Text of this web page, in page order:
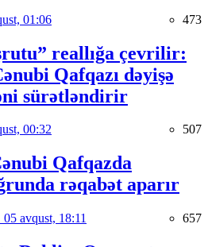
01:06 473
reallığa çevrilir:
Qafqazı dəyişə
sürətləndirir
00:32 507
Qafqazda
rəqabət aparır
05 avqust, 18:11 657